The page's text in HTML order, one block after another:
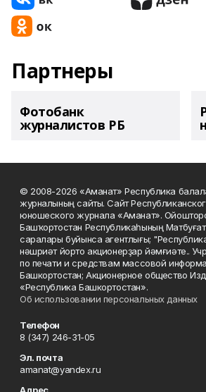
Партнеры
Фотобанк
журналистов РБ
© 2008-2026 «Аманат» Республика
журналының сайты. Сайт
юношеского журнала «Аманат».
Башҡортостан Республикаһының
саралары буйынса агентлығы;
нәшриәт йорто акционерҙар йәмғиәте..
по печати и средствам массовой
Башкортостан; Акционерное общество
«Республика Башкортостан».
Об использовании персональных данных
Телефон
8 (347) 246-31-05
Эл. почта
amanat@yandex.ru